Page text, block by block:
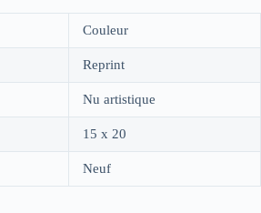
Couleur
Reprint
Nu artistique
15 x 20
Neuf